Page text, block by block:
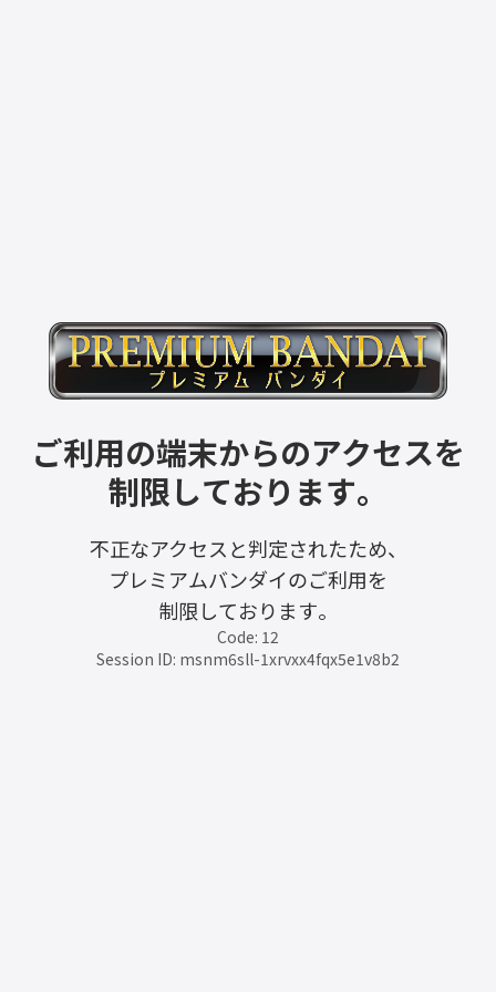
ご利用の端末からのアクセスを
制限しております。
不正なアクセスと判定されたため、
プレミアムバンダイのご利用を
制限しております。
Code: 12
Session ID: msnm6sll-1xrvxx4fqx5e1v8b2